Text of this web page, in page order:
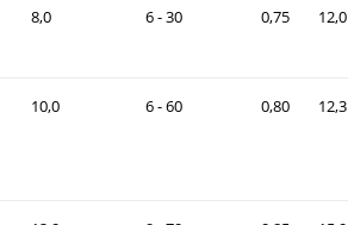
8,0 6 - 30 0,75 12,0
10,0 6 - 60 0,80 12,3